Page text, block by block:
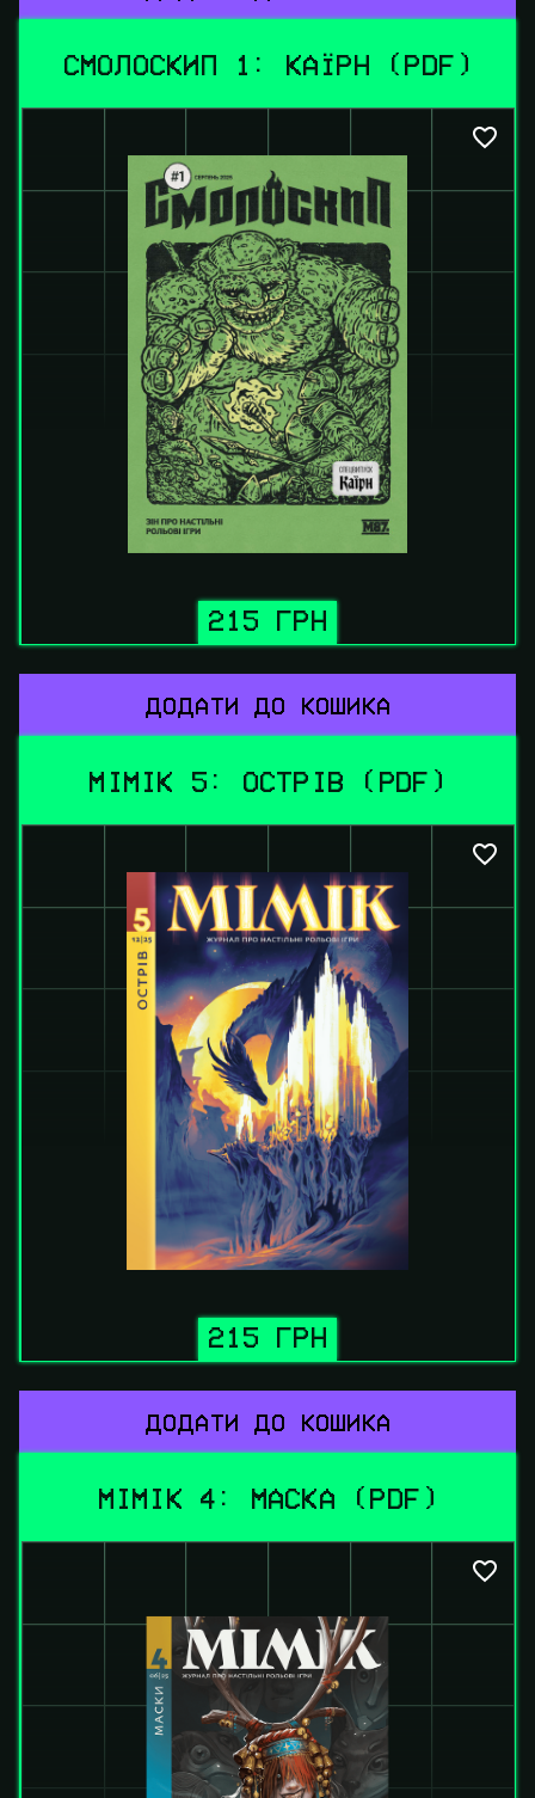
СМОЛОСКИП 1: КАЇРН (PDF)
215 ГРН
ДОДАТИ ДО КОШИКА
МІМІК 5: ОСТРІВ (PDF)
215 ГРН
ДОДАТИ ДО КОШИКА
МІМІК 4: МАСКА (PDF)